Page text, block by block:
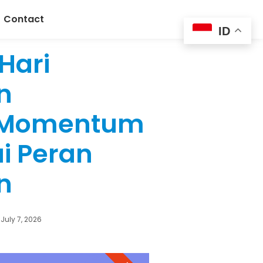
Contact
Peran
July 7, 2026
ID